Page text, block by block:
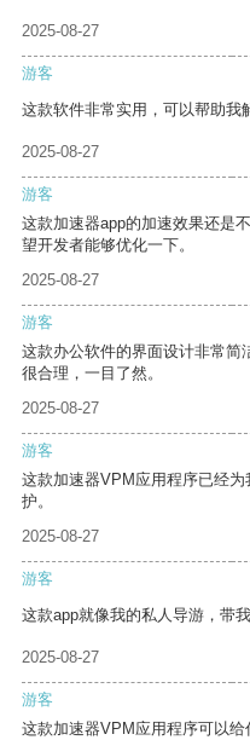
2025-08-27
游客
这款软件非常实用，可以帮助我
2025-08-27
游客
这款加速器app的加速效果还是
望开发者能够优化一下。
2025-08-27
游客
这款办公软件的界面设计非常简
很合理，一目了然。
2025-08-27
游客
这款加速器VPM应用程序已经
护。
2025-08-27
游客
这款app就像我的私人导游，带
2025-08-27
游客
这款加速器VPM应用程序可以